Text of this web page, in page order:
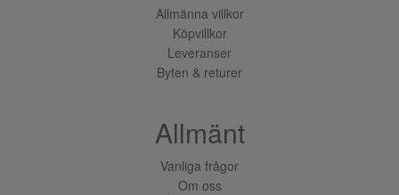
Allmänna villkor
Köpvillkor
Leveranser
Byten & returer
Allmänt
Vanliga frågor
Om oss